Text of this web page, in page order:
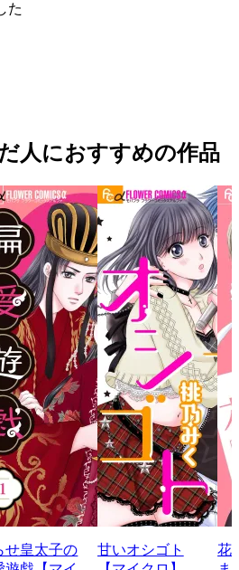
た
人におすすめの作品
せ皇太子の
甘いオシゴト
花